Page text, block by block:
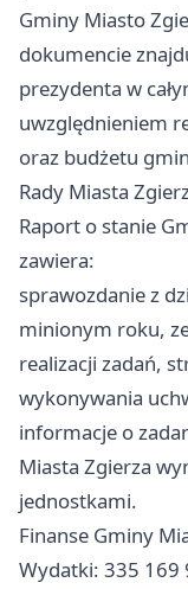
Gminy Miasto
dokumencie
prezydenta w
uwzględnieniem
oraz budżetu
Rady Miasta
Raport o stanie
zawiera:
sprawozdanie z
minionym roku,
realizacji zadań,
wykonywania
informacje o
Miasta Zgierza
jednostkami.
Finanse Gminy
Wydatki: 335 169